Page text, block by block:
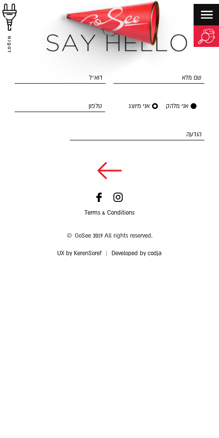
LOGIN
שם מלא דוא״ל
אני מלהק אני מיוצג טלפון
הודעה
Terms & Conditions
© GoSee 2019 All rights reserved.
UX by KerenSoref Developed by codja